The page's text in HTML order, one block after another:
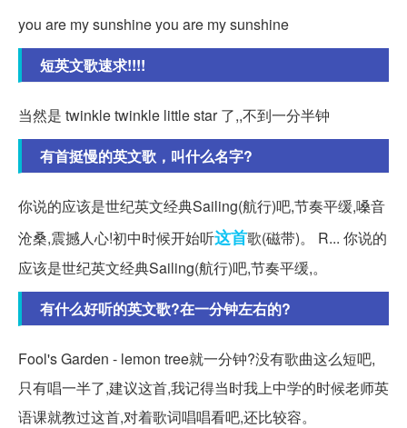
you are my sunshine you are my sunshine
短英文歌速求!!!!
当然是 twinkle twinkle little star 了,,不到一分半钟
有首挺慢的英文歌，叫什么名字?
你说的应该是世纪英文经典Sailing(航行)吧,节奏平缓,嗓音
沧桑,震撼人心!初中时候开始听这首歌(磁带)。 R... 你说的
应该是世纪英文经典Sailing(航行)吧,节奏平缓,。
有什么好听的英文歌?在一分钟左右的?
Fool's Garden - lemon tree就一分钟?没有歌曲这么短吧,
只有唱一半了,建议这首,我记得当时我上中学的时候老师英
语课就教过这首,对着歌词唱唱看吧,还比较容。